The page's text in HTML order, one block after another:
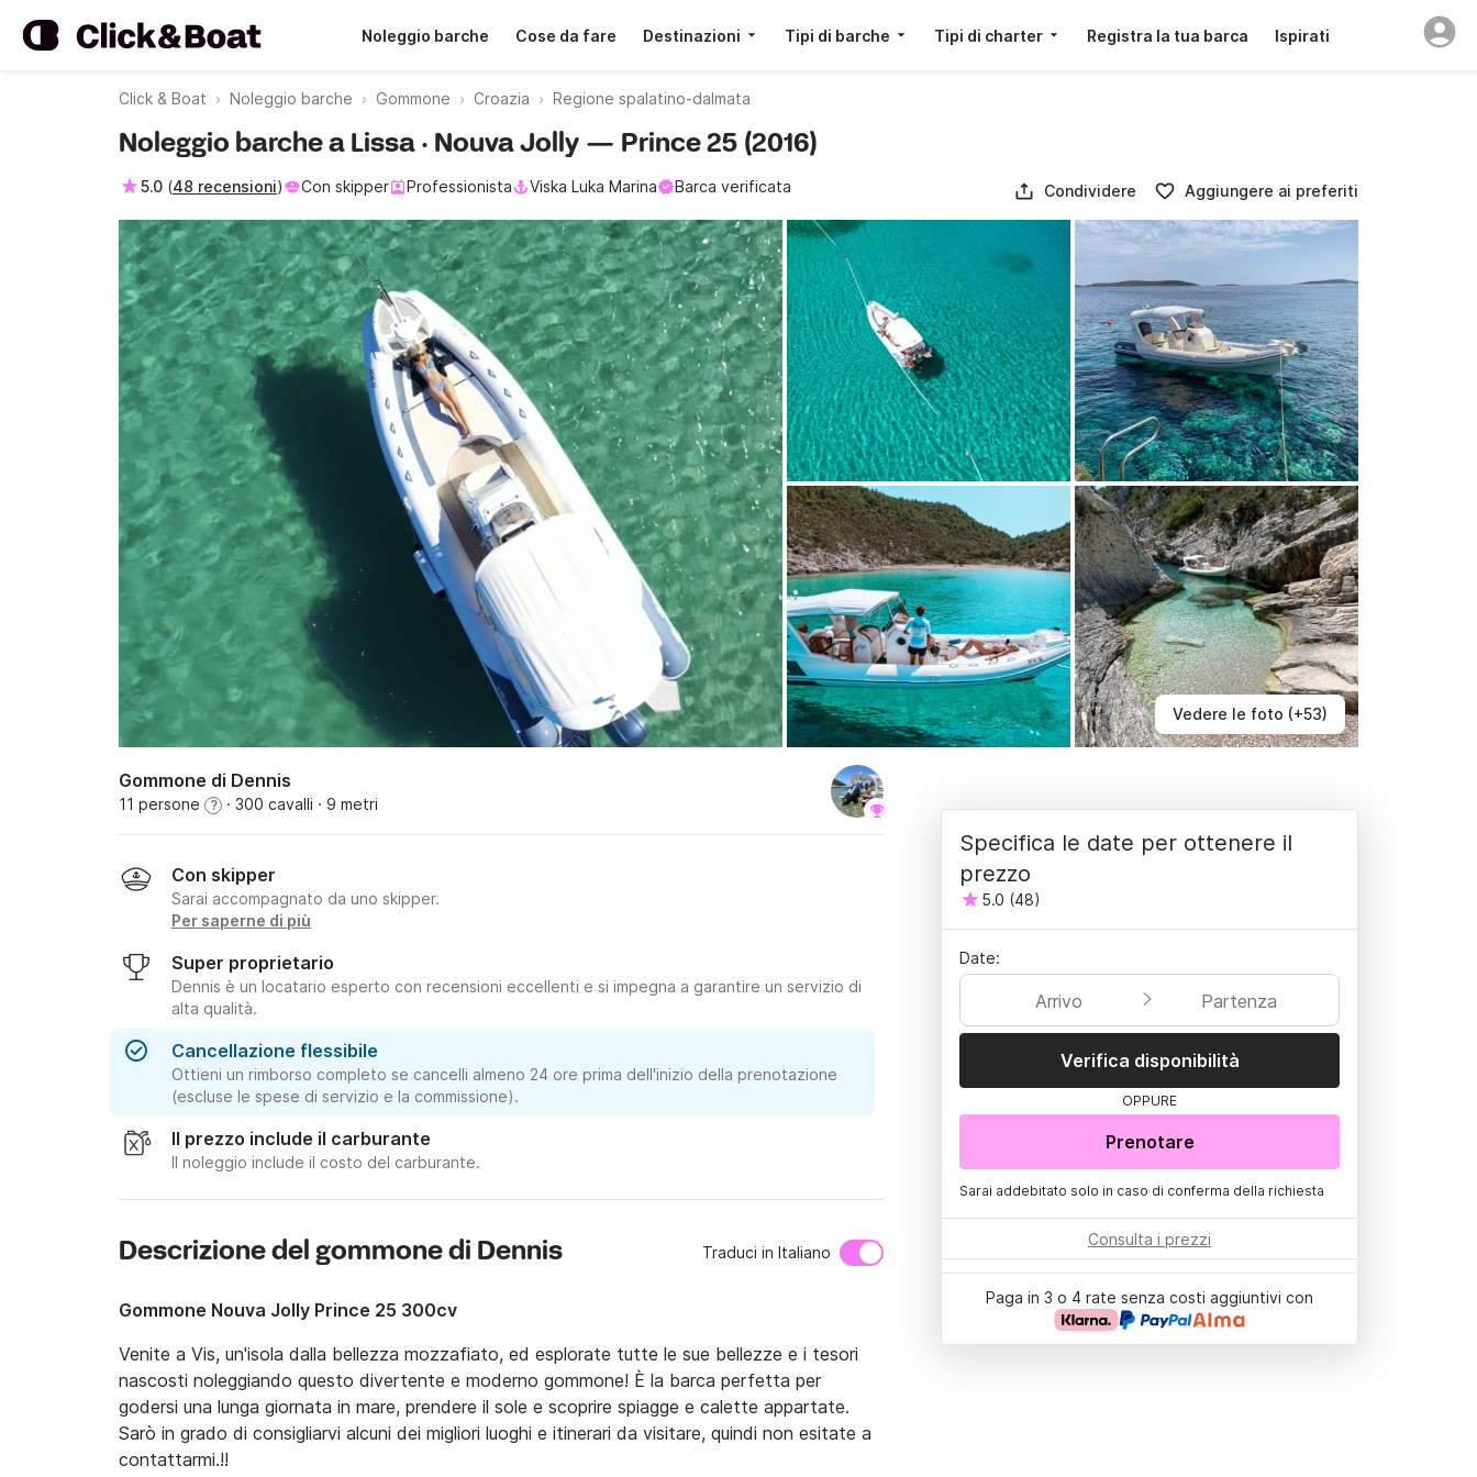
Noleggio barche Cose da fare Destinazioni Tipi di barche Tipi di charter Registra la tua barca Ispirati
Click & Boat Noleggio barche Gommone Croazia Regione spalatino-dalmata
Vedere le foto (+53)
Noleggio barche a Lissa · Nouva Jolly — Prince 25 (2016)
5.0 (48 recensioni) Con skipper Professionista Viska Luka Marina Barca verificata Condividere Aggiungere ai preferiti
Gommone di Dennis
11 persone ? · 300 cavalli · 9 metri
Con skipper
Sarai accompagnato da uno skipper.
Per saperne di più
Super proprietario
Dennis è un locatario esperto con recensioni eccellenti e si impegna a garantire un servizio di
alta qualità.
Cancellazione flessibile
Ottieni un rimborso completo se cancelli almeno 24 ore prima dell'inizio della prenotazione
(escluse le spese di servizio e la commissione).
Il prezzo include il carburante
Il noleggio include il costo del carburante.
Descrizione del gommone di Dennis Traduci in Italiano
Gommone Nouva Jolly Prince 25 300cv
Venite a Vis, un'isola dalla bellezza mozzafiato, ed esplorate tutte le sue bellezze e i tesori
nascosti noleggiando questo divertente e moderno gommone! È la barca perfetta per
godersi una lunga giornata in mare, prendere il sole e scoprire spiagge e calette appartate.
Sarò in grado di consigliarvi alcuni dei migliori luoghi e itinerari da visitare, quindi non esitate a
contattarmi.‼️
Specifica le date per ottenere il
prezzo
5.0 (48)
Date:
Arrivo Partenza
Verifica disponibilità
OPPURE
Prenotare
Sarai addebitato solo in caso di conferma della richiesta
Consulta i prezzi
Paga in 3 o 4 rate senza costi aggiuntivi con